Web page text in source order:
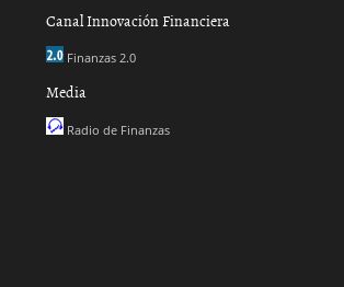
Canal Innovación Financiera
Finanzas 2.0
Media
Radio de Finanzas